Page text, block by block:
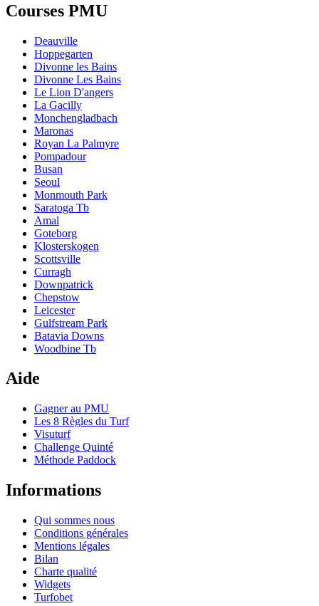
Courses PMU
Deauville
Hoppegarten
Divonne les Bains
Divonne Les Bains
Le Lion D'angers
La Gacilly
Monchengladbach
Maronas
Royan La Palmyre
Pompadour
Busan
Seoul
Monmouth Park
Saratoga Tb
Amal
Goteborg
Klosterskogen
Scottsville
Curragh
Downpatrick
Chepstow
Leicester
Gulfstream Park
Batavia Downs
Woodbine Tb
Aide
Gagner au PMU
Les 8 Règles du Turf
Visuturf
Challenge Quinté
Méthode Paddock
Informations
Qui sommes nous
Conditions générales
Mentions légales
Bilan
Charte qualité
Widgets
Turfobet